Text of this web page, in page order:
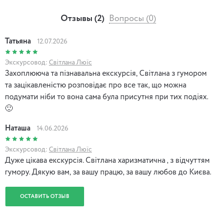
до них частіше, по-простому, по-сусідськи…
З гори збігає Боричів узвіз.
І солов’ї, пташині менестрелі,
Всю ніч доводять яблуні до сліз…»
Ліна Костенко
Отзывы (2) Вопросы (0)
Татьяна 12.07.2026
Экскурсовод: Світлана Люїс
Захоплююча та пізнавальна екскурсія, Світлана з гумором
та зацікавленістю розповідає про все так, що можна
подумати ніби то вона сама була присутня при тих подіях.
🙂
Наташа 14.06.2026
Экскурсовод: Світлана Люїс
Дуже цікава екскурсія. Світлана харизматична , з відчуттям
гумору. Дякую вам, за вашу працю, за вашу любов до Києва.
ОСТАВИТЬ ОТЗЫВ